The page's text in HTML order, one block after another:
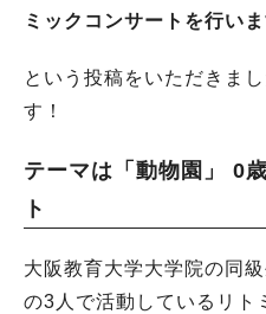
ミックコンサートを行いま
という投稿をいただきま
す！
テーマは「動物園」 0
ト
大阪教育大学大学院の同
の3人で活動しているリト